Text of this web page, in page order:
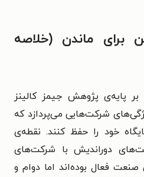
برای ماندن (خلاصه
پایه‌ی پژوهش جیمز کالینز
شرکت‌هایی می‌پردازد که
خود را حفظ کنند. نقطه‌ی
دوراندیش با شرکت‌های
فعال بوده‌اند اما دوام و